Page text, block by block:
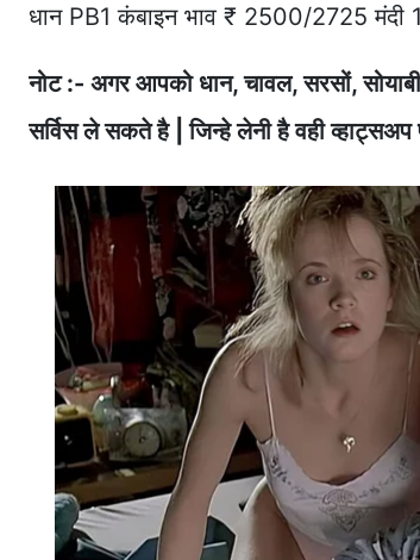
धान PB1 कंबाइन भाव ₹ 2500/2725 मंदी
नोट :- अगर आपको धान, चावल, सरसों,
सर्विस ले सकते है | जिन्हे लेनी है वही